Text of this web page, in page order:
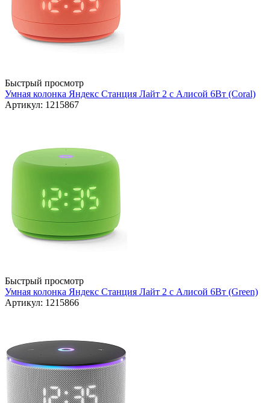
Быстрый просмотр
Умная колонка Яндекс Станция Лайт 2 с Алисой 6Вт (Coral)
Артикул: 1215867
Быстрый просмотр
Умная колонка Яндекс Станция Лайт 2 с Алисой 6Вт (Green)
Артикул: 1215866